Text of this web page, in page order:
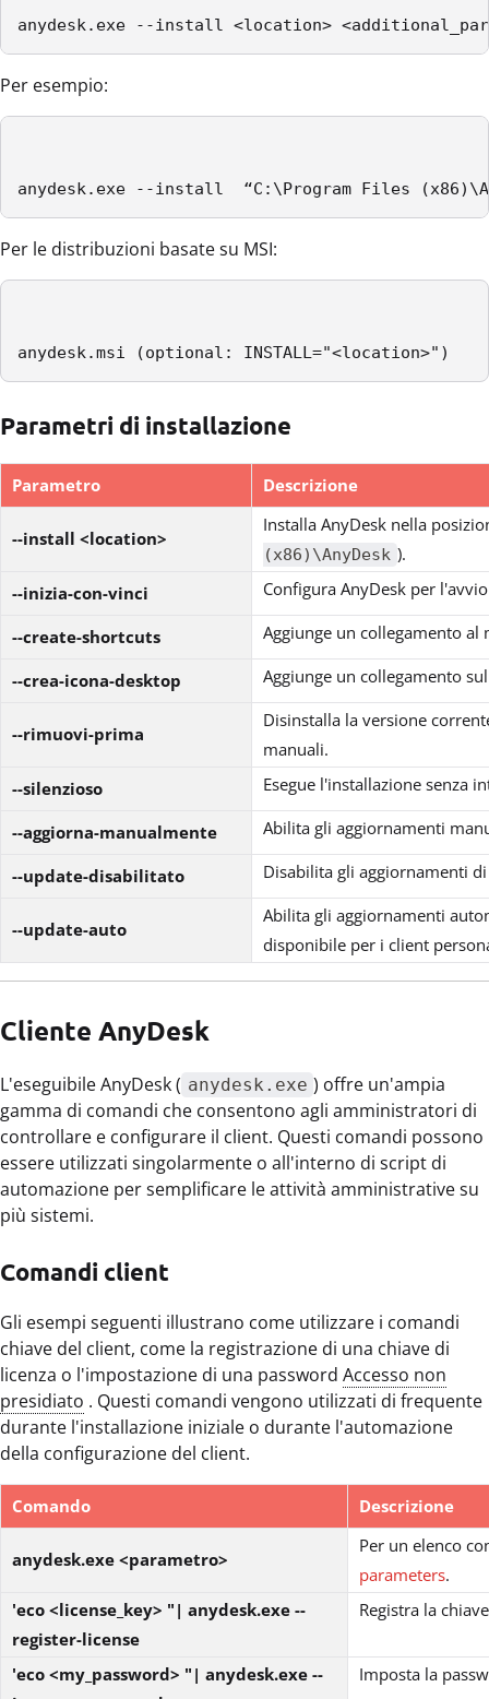
anydesk.exe --install <location>
Per esempio:
anydesk.exe --install  “C:\Program Files
Per le distribuzioni basate su MSI:
anydesk.msi (optional: INSTALL="<location>")
Parametri di installazione
Parametro Descrizione
--install <location>
Installa AnyDesk nella
(x86)\AnyDesk ).
--inizia-con-vinci
Configura AnyDesk per
--create-shortcuts Aggiunge un collegamento al
--crea-icona-desktop Aggiunge un collegamento
--rimuovi-prima
Disinstalla la versione
manuali.
--silenzioso
Esegue l'installazione senza
--aggiorna-manualmente Abilita gli aggiornamenti
--update-disabilitato Disabilita gli aggiornamenti
--update-auto
Abilita gli aggiornamenti
disponibile per i client
Cliente AnyDesk
L'eseguibile AnyDesk ( anydesk.exe ) offre un'ampia
gamma di comandi che consentono agli amministratori di
controllare e configurare il client. Questi comandi possono
essere utilizzati singolarmente o all'interno di script di
automazione per semplificare le attività amministrative su
più sistemi.
Comandi client
Gli esempi seguenti illustrano come utilizzare i comandi
chiave del client, come la registrazione di una chiave di
licenza o l'impostazione di una password Accesso non
presidiato . Questi comandi vengono utilizzati di frequente
durante l'installazione iniziale o durante l'automazione
della configurazione del client.
Comando Descrizione
anydesk.exe <parametro>
Per un elenco
parameters.
'eco <license_key> "| anydesk.exe --
register-license
Registra la
'eco <my_password> "| anydesk.exe --
Imposta la